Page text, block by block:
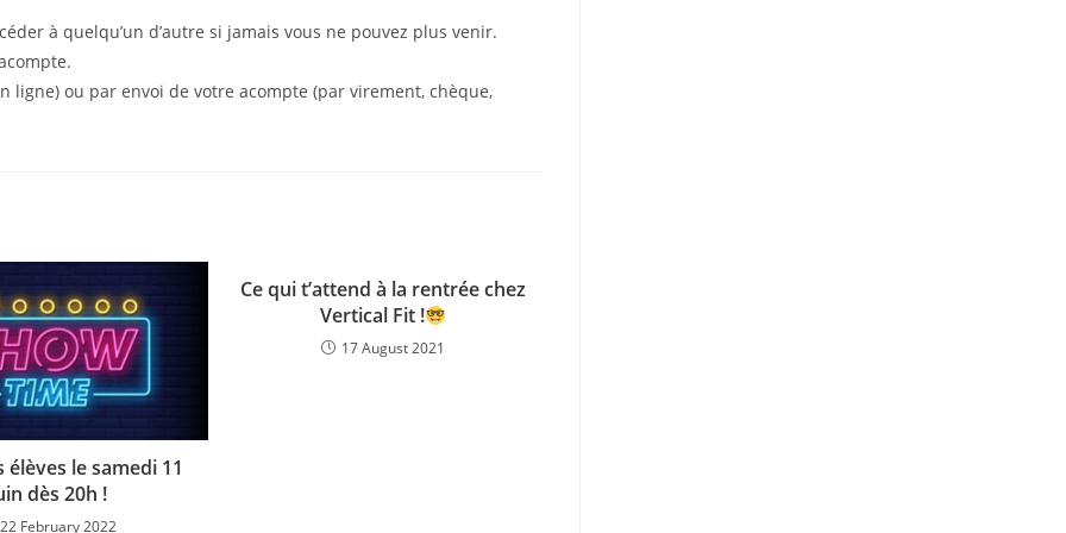
à quelqu’un d’autre si jamais vous ne pouvez plus venir.
ou par envoi de votre acompte (par virement, chèque,
élèves le samedi 11
dès 20h !
22 February 2022
Ce qui t’attend à la rentrée chez
Vertical Fit !
17 August 2021